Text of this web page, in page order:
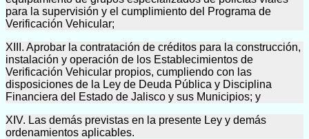
para la supervisión y el cumplimiento del Programa de
Verificación Vehicular;
XIII. Aprobar la contratación de créditos para la construcción,
instalación y operación de los Establecimientos de
Verificación Vehicular propios, cumpliendo con las
disposiciones de la Ley de Deuda Pública y Disciplina
Financiera del Estado de Jalisco y sus Municipios; y
XIV. Las demás previstas en la presente Ley y demás
ordenamientos aplicables.